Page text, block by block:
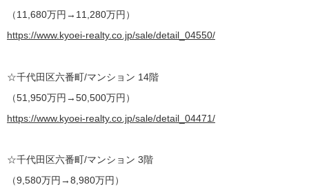
（11,680万円→11,280万円）
https://www.kyoei-realty.co.jp/sale/detail_04550/
☆千代田区六番町/マンション 14階
（51,950万円→50,500万円）
https://www.kyoei-realty.co.jp/sale/detail_04471/
☆千代田区六番町/マンション 3階
（9,580万円→8,980万円）